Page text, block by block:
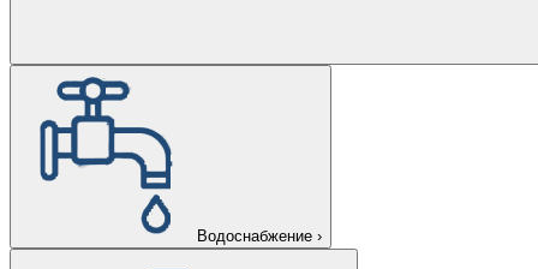
Водоснабжение ›